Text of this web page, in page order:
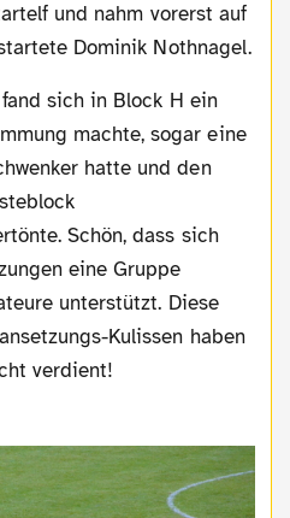
und nahm vorerst auf
Dominik Nothnagel.
machte, sogar eine
hatte und den
Schön, dass sich
eine Gruppe
unterstützt. Diese
Kulissen haben
verdient!